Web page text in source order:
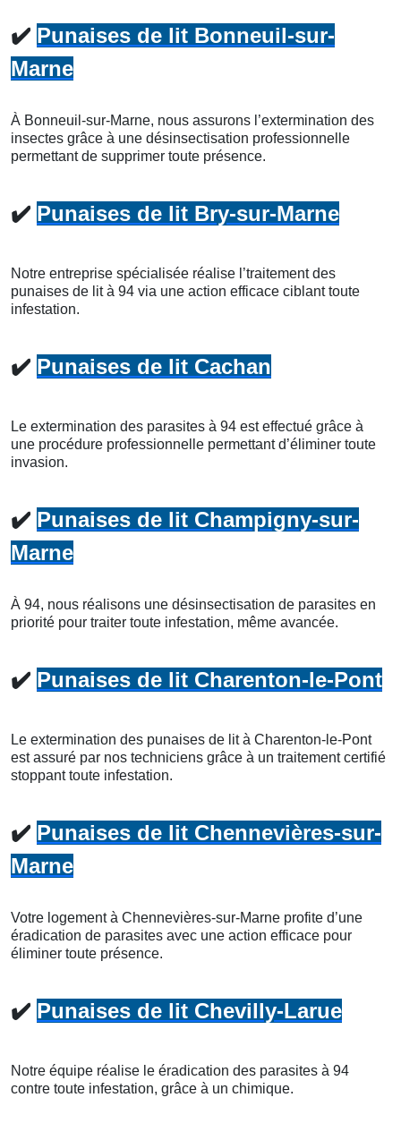
✔️ Punaises de lit Bonneuil-sur-
Marne
À Bonneuil-sur-Marne, nous assurons l’extermination des
insectes grâce à une désinsectisation professionnelle
permettant de supprimer toute présence.
✔️ Punaises de lit Bry-sur-Marne
Notre entreprise spécialisée réalise l’traitement des
punaises de lit à 94 via une action efficace ciblant toute
infestation.
✔️ Punaises de lit Cachan
Le extermination des parasites à 94 est effectué grâce à
une procédure professionnelle permettant d’éliminer toute
invasion.
✔️ Punaises de lit Champigny-sur-
Marne
À 94, nous réalisons une désinsectisation de parasites en
priorité pour traiter toute infestation, même avancée.
✔️ Punaises de lit Charenton-le-Pont
Le extermination des punaises de lit à Charenton-le-Pont
est assuré par nos techniciens grâce à un traitement certifié
stoppant toute infestation.
✔️ Punaises de lit Chennevières-sur-
Marne
Votre logement à Chennevières-sur-Marne profite d’une
éradication de parasites avec une action efficace pour
éliminer toute présence.
✔️ Punaises de lit Chevilly-Larue
Notre équipe réalise le éradication des parasites à 94
contre toute infestation, grâce à un chimique.